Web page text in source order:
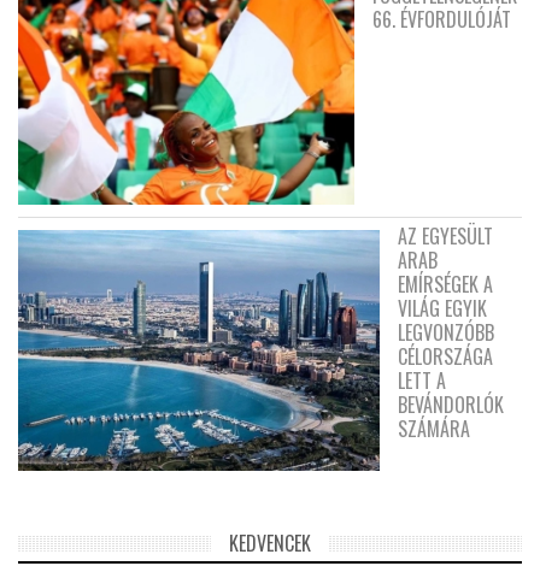
66. ÉVFORDULÓJÁT
AZ EGYESÜLT
ARAB
EMÍRSÉGEK A
VILÁG EGYIK
LEGVONZÓBB
CÉLORSZÁGA
LETT A
BEVÁNDORLÓK
SZÁMÁRA
KEDVENCEK